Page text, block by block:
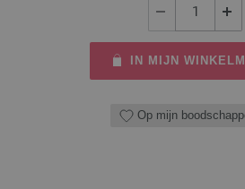
IN MIJN
Op mijn